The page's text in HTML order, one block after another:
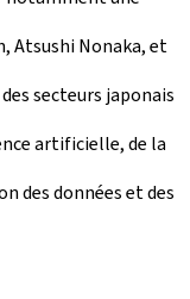
Atsushi Nonaka, et
secteurs japonais
artificielle, de la
des données et des